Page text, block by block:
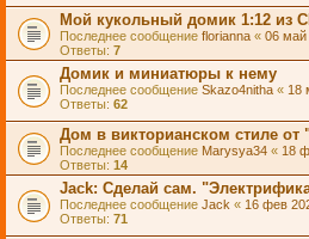
Мой кукольный домик 1:12 из
Последнее сообщение florianna « 06 май
Ответы: 7
Домик и миниатюры к нему
Последнее сообщение Skazo4nitha « 18
Ответы: 62
Дом в викторианском стиле от
Последнее сообщение Marysya34 « 18
Ответы: 14
Jack: Сделай сам.
Последнее сообщение Jack « 16 фев
Ответы: 71